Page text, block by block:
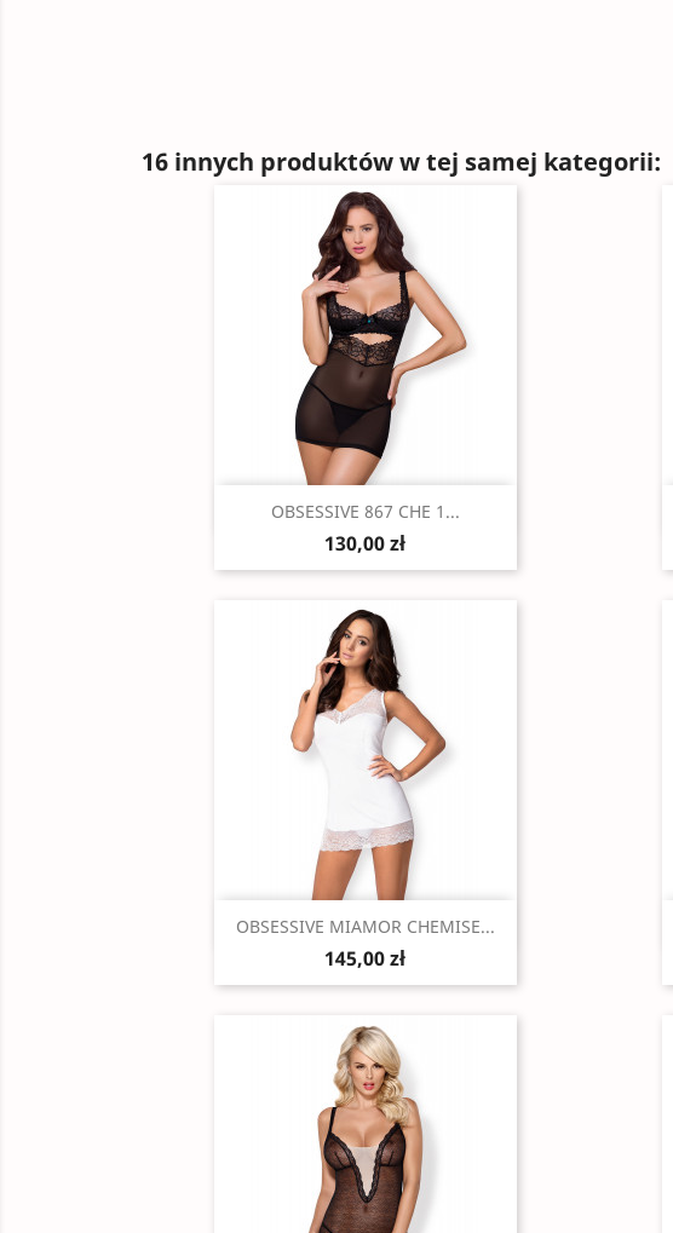
16 innych produktów w tej samej kategorii:
Szybki podgląd
OBSESSIVE 867 CHE 1...
130,00 zł
Szybki podgląd
OBSESSIVE MIAMOR CHEMISE...
145,00 zł